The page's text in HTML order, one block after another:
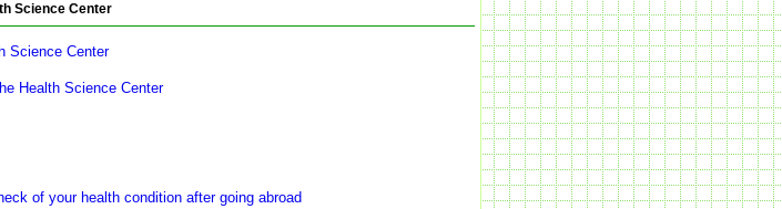
Science Center
Science Center
Health Science Center
of your health condition after going abroad